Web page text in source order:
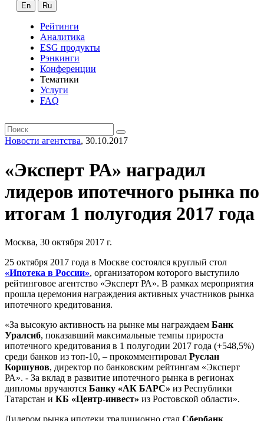
En Ru
Рейтинги
Аналитика
ESG продукты
Рэнкинги
Конференции
Тематики
Услуги
FAQ
Новости агентства, 30.10.2017
«Эксперт РА» наградил
лидеров ипотечного рынка по
итогам 1 полугодия 2017 года
Москва, 30 октября 2017 г.
25 октября 2017 года в Москве состоялся круглый стол
«Ипотека в России», организатором которого выступило
рейтинговое агентство «Эксперт РА». В рамках мероприятия
прошла церемония награждения активных участников рынка
ипотечного кредитования.
«За высокую активность на рынке мы награждаем Банк
Уралсиб, показавший максимальные темпы прироста
ипотечного кредитования в 1 полугодии 2017 года (+548,5%)
среди банков из топ-10, – прокомментировал Руслан
Коршунов, директор по банковским рейтингам «Эксперт
РА». - За вклад в развитие ипотечного рынка в регионах
дипломы вручаются Банку «АК БАРС» из Республики
Татарстан и КБ «Центр-инвест» из Ростовской области».